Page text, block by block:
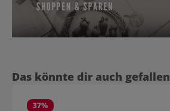
Produktgalerie überspringen
Das könnte dir auch gefallen
37%